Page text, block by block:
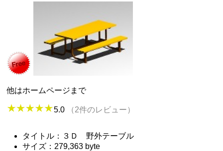
他はホームページまで
5.0 （2件のレビュー）
タイトル：３Ｄ 野外テーブル
サイズ：279,363 byte